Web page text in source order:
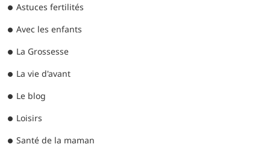
Astuces fertilités
Avec les enfants
La Grossesse
La vie d'avant
Le blog
Loisirs
Santé de la maman